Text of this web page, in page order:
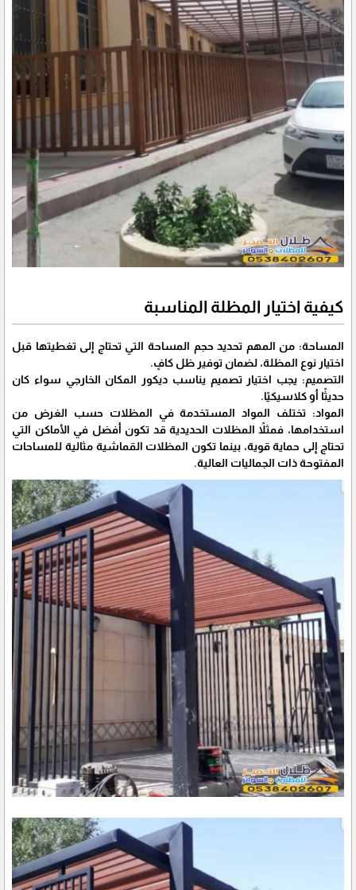
كيفية اختيار المظلة المناسبة
المساحة: من المهم تحديد حجم المساحة التي تحتاج إلى تغطيتها قبل
اختيار نوع المظلة، لضمان توفير ظل كافٍ.
التصميم: يجب اختيار تصميم يناسب ديكور المكان الخارجي سواء كان
حديثًا أو كلاسيكيًا.
المواد: تختلف المواد المستخدمة في المظلات حسب الغرض من
استخدامها، فمثلاً المظلات الحديدية قد تكون أفضل في الأماكن التي
تحتاج إلى حماية قوية، بينما تكون المظلات القماشية مثالية للمساحات
المفتوحة ذات الجماليات العالية.